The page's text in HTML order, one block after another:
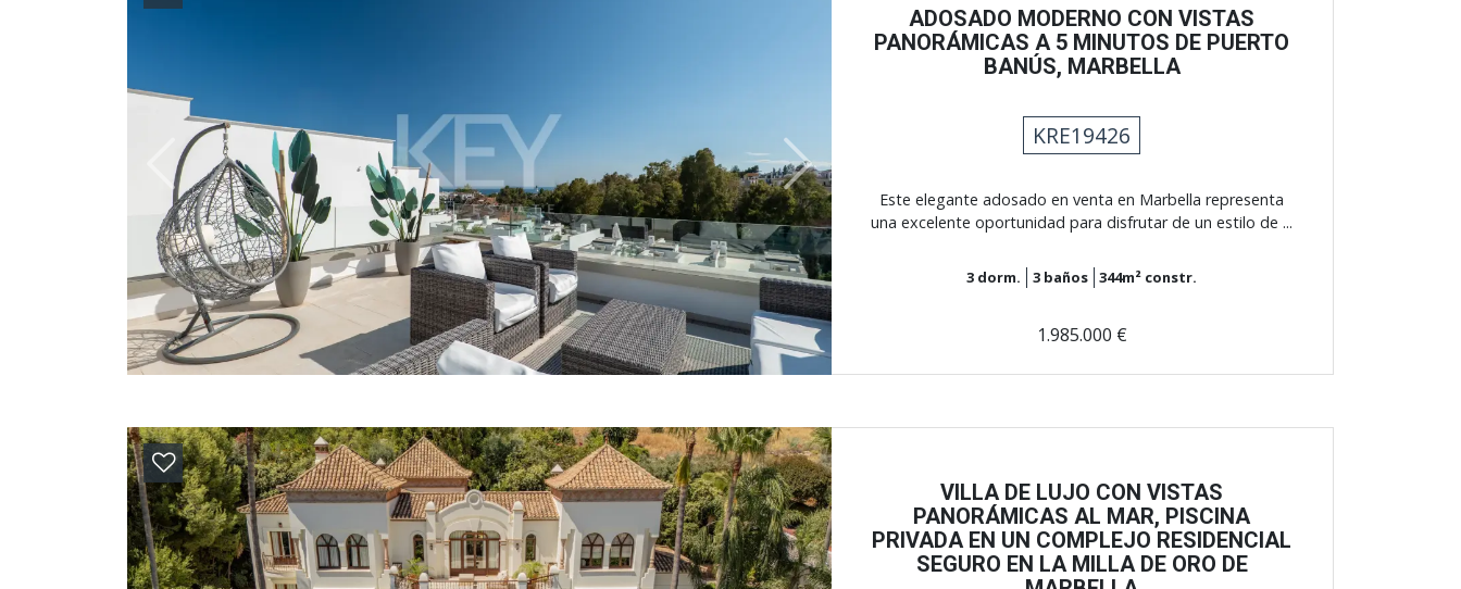
Previous Next
ADOSADO MODERNO CON VISTAS
PANORÁMICAS A 5 MINUTOS DE PUERTO
BANÚS, MARBELLA
KRE19426
Este elegante adosado en venta en Marbella representa
una excelente oportunidad para disfrutar de un estilo de ...
3 dorm. 3 baños 344m² constr.
1.985.000 €
VILLA DE LUJO CON VISTAS
PANORÁMICAS AL MAR, PISCINA
PRIVADA EN UN COMPLEJO RESIDENCIAL
SEGURO EN LA MILLA DE ORO DE